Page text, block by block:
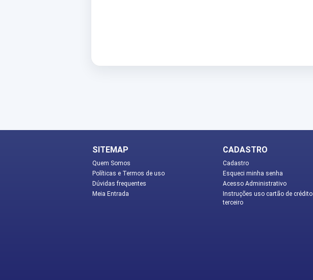
SITEMAP
Quem Somos
Políticas e Termos de uso
Dúvidas frequentes
Meia Entrada
CADASTRO
Cadastro
Esqueci minha senha
Acesso Administrativo
Instruções uso cartão de crédito
terceiro